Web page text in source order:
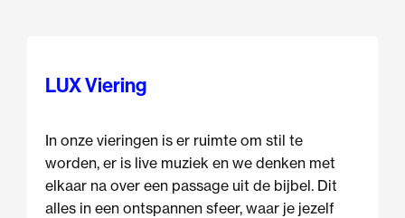
LUX Viering
In onze vieringen is er ruimte om stil te
worden, er is live muziek en we denken met
elkaar na over een passage uit de bijbel. Dit
alles in een ontspannen sfeer, waar je jezelf